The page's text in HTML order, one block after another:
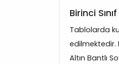
Birinci
Tablolarda
edilmektedir.
Altın Bantlı